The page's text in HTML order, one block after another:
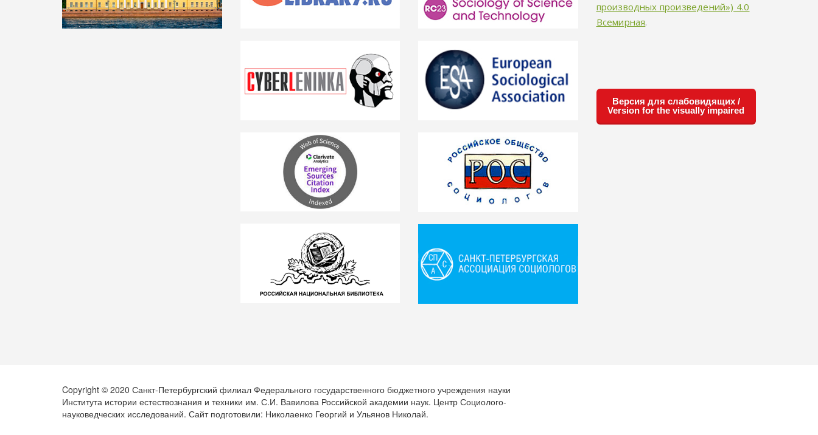
производных произведений») 4.0
Всемирная.
Версия для слабовидящих /
Version for the visually impaired
Copyright © 2020 Санкт-Петербургский филиал Федерального государственного бюджетного учреждения науки
Института истории естествознания и техники им. С.И. Вавилова Российской академии наук. Центр Социолого-
науковедческих исследований. Сайт подготовили: Николаенко Георгий и Ульянов Николай.